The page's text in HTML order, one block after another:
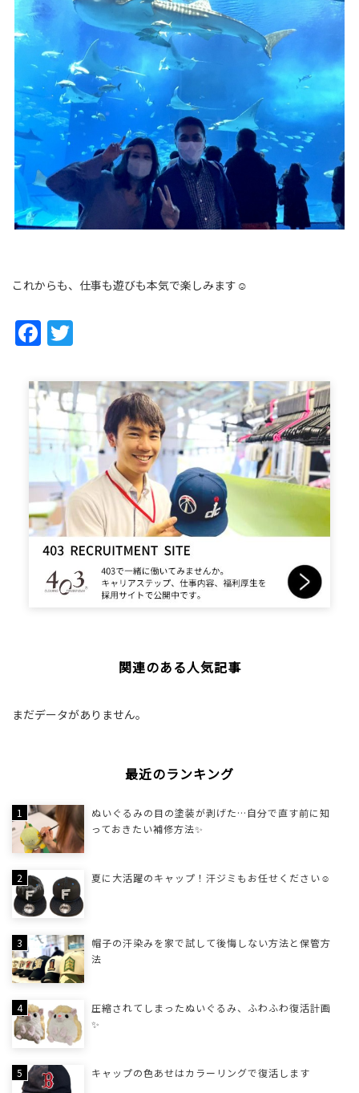
これからも、仕事も遊びも本気で楽しみます☺
Facebook
関連のある人気記事
まだデータがありません。
最近のランキング
ぬいぐるみの目の塗装が剥げた…自分で直す前に知
っておきたい補修方法✨
夏に大活躍のキャップ！汗ジミもお任せください☺
帽子の汗染みを家で試して後悔しない方法と保管方
法
圧縮されてしまったぬいぐるみ、ふわふわ復活計画
✨
キャップの色あせはカラーリングで復活します